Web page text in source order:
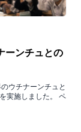
ーンチュとの
ウチナーンチュと
実施しました。 ペ